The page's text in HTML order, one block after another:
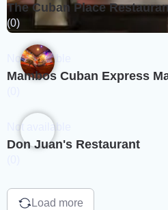
The Cuban Place
(0)
Not available
Mambos Cuban Express
Not available
Don Juan's Restaurant
Load more